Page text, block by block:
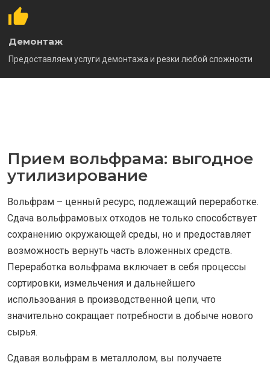
Демонтаж
Предоставляем услуги демонтажа и резки любой сложности
Прием вольфрама: выгодное
утилизирование
Вольфрам – ценный ресурс, подлежащий переработке.
Сдача вольфрамовых отходов не только способствует
сохранению окружающей среды, но и предоставляет
возможность вернуть часть вложенных средств.
Переработка вольфрама включает в себя процессы
сортировки, измельчения и дальнейшего
использования в производственной цепи, что
значительно сокращает потребности в добыче нового
сырья.
Сдавая вольфрам в металлолом, вы получаете